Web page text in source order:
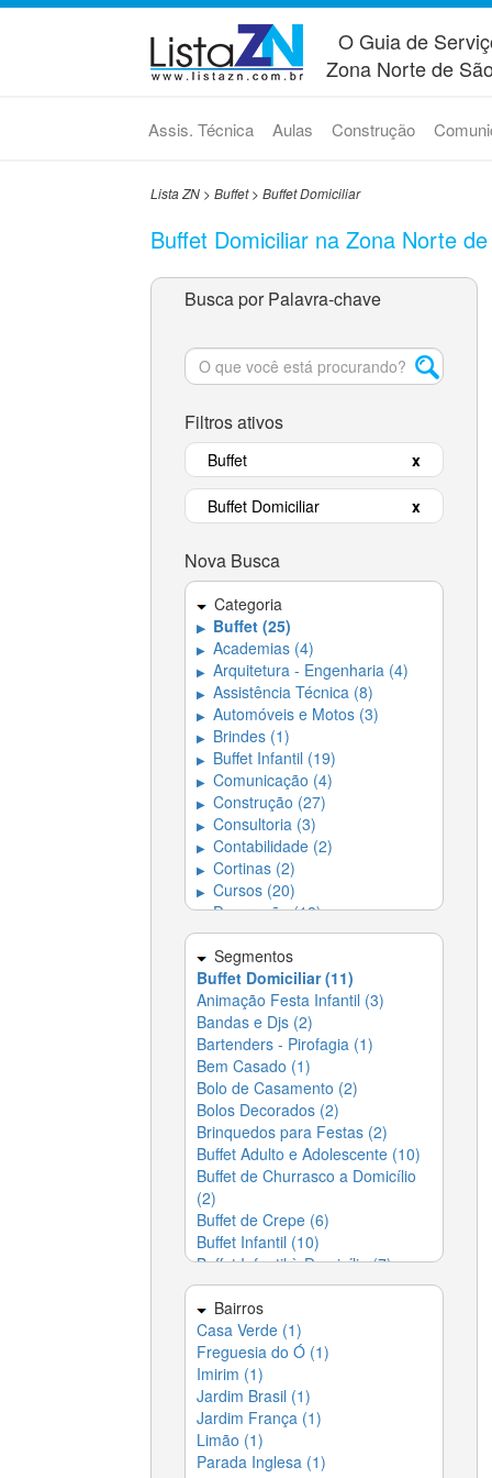
O Guia de
Zona Norte de
Assis. Técnica Aulas Construção
Lista ZN> Buffet> Buffet Domiciliar
Buffet Domiciliar na Zona Norte
Busca por Palavra-chave
Filtros ativos
Buffet x
Buffet Domiciliar x
Nova Busca
Categoria
▶ Buffet (25)
▶ Academias (4)
▶ Arquitetura - Engenharia (4)
▶ Assistência Técnica (8)
▶ Automóveis e Motos (3)
▶ Brindes (1)
▶ Buffet Infantil (19)
▶ Comunicação (4)
▶ Construção (27)
▶ Consultoria (3)
▶ Contabilidade (2)
▶ Cortinas (2)
▶ Cursos (20)
▶ Decoração (18)
▶ Dedetizadora (4)
▶
Dedetizadoras e
Desentupidoras (5)
▶ Desentupidoras (5)
▶ Entregas em Domicílio -
Delivery (4)
▶ Escolas (21)
▶ Esoterismo (1)
▶ Eventos (22)
▶ Festas (26)
▶ Fotos e Vídeos (3)
▶ Gráficas (3)
▶ Indústrias (5)
▶ Informática (5)
▶ Jardinagem (3)
▶ Lavanderias (2)
▶ Lazer e Entretenimento (4)
▶ Limpeza (10)
▶ Móveis (7)
▶ Paisagismo (2)
▶ Papelarias (1)
▶ Piscinas, Hidros e Saunas (5)
▶ Portão (4)
▶ Profissionais Liberais (29)
▶ Redes de Proteção (5)
Segmentos
Buffet Domiciliar (11)
Animação Festa Infantil (3)
Bandas e Djs (2)
Bartenders - Pirofagia (1)
Bem Casado (1)
Bolo de Casamento (2)
Bolos Decorados (2)
Brinquedos para Festas (2)
Buffet Adulto e Adolescente (10)
Buffet de Churrasco a Domicílio
(2)
Buffet de Crepe (6)
Buffet Infantil (10)
Buffet Infantil à Domicílio (7)
Buffet para Casamento (8)
Churrasco a Domicílio (6)
Decoração de Festas (6)
DJ´s (2)
Doces e Salgados (3)
Foto e Vídeo (2)
Locação de Barraquinhas (1)
Locação de Equipamentos (1)
Locação de Espaço (6)
Bairros
Casa Verde (1)
Freguesia do Ó (1)
Imirim (1)
Jardim Brasil (1)
Jardim França (1)
Limão (1)
Parada Inglesa (1)